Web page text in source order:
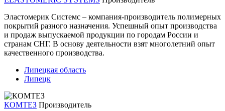
Эластомерик Системс – компания-производитель полимерных
покрытий разного назначения. Успешный опыт производства
и продаж выпускаемой продукции по городам России и
странам СНГ. В основу деятельности взят многолетний опыт
качественного производства.
Липецкая область
Липецк
КОМТЕЗ Производитель